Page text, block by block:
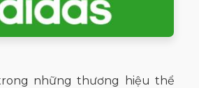
những thương hiệu thể